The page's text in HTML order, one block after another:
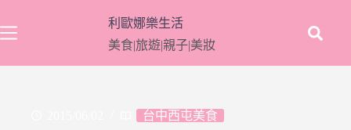
至
要
利歐娜樂生活
美食|旅遊|親子|美妝
台中西屯美食